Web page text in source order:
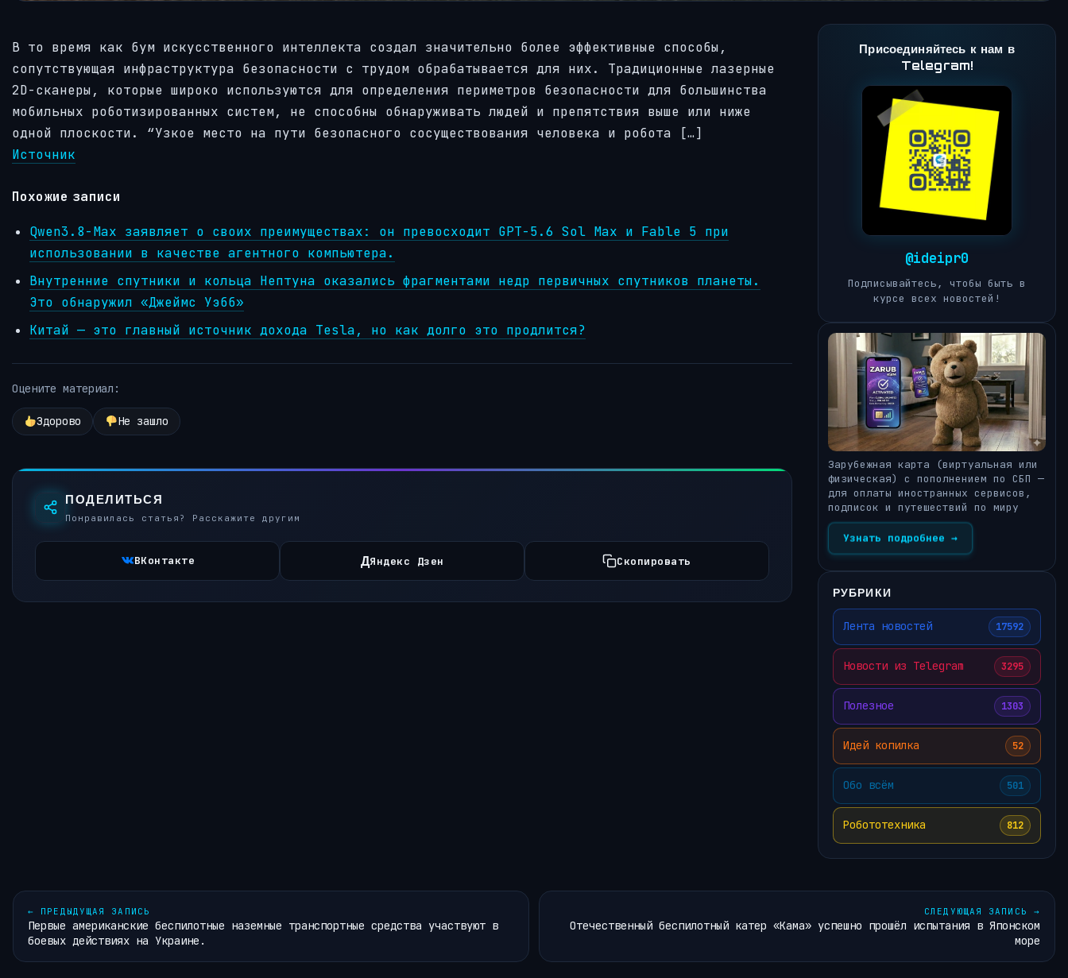
В то время как бум искусственного интеллекта создал значительно более эффективные способы,
сопутствующая инфраструктура безопасности с трудом обрабатывается для них. Традиционные лазерные
2D-сканеры, которые широко используются для определения периметров безопасности для большинства
мобильных роботизированных систем, не способны обнаруживать людей и препятствия выше или ниже
одной плоскости. “Узкое место на пути безопасного сосуществования человека и робота […]
Источник
Похожие записи
Qwen3.8-Max заявляет о своих преимуществах: он превосходит GPT-5.6 Sol Max и Fable 5 при
использовании в качестве агентного компьютера.
Внутренние спутники и кольца Нептуна оказались фрагментами недр первичных спутников планеты.
Это обнаружил «Джеймс Уэбб»
Китай — это главный источник дохода Tesla, но как долго это продлится?
Оцените материал:
Здорово Не зашло
ПОДЕЛИТЬСЯ
Понравилась статья? Расскажите другим
ВКонтакте ДЯндекс Дзен Скопировать
Присоединяйтесь к нам в
Telegram!
@ideipr0
Подписывайтесь, чтобы быть в
курсе всех новостей!
Зарубежная карта (виртуальная или
физическая) с пополнением по СБП —
для оплаты иностранных сервисов,
подписок и путешествий по миру
Узнать подробнее →
РУБРИКИ
Лента новостей 17592
Новости из Telegram 3295
Полезное 1303
Идей копилка 52
Обо всём 501
Робототехника 812
← ПРЕДЫДУЩАЯ ЗАПИСЬ
Первые американские беспилотные наземные транспортные средства участвуют в
боевых действиях на Украине.
СЛЕДУЮЩАЯ ЗАПИСЬ →
Отечественный беспилотный катер «Кама» успешно прошёл испытания в Японском
море